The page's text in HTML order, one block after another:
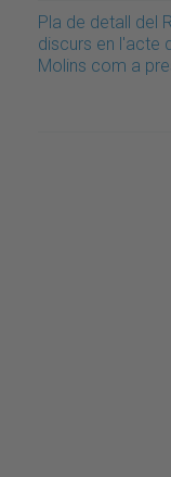
Pla de detall del
discurs en l'acte
Molins com a